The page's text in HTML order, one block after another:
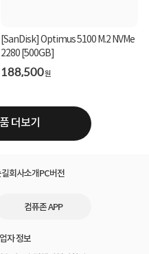
[SanDisk] Optimus 5100 M.2 NVMe
2280 [500GB]
188,500원
더보기
회사소개PC버전
컴퓨존 APP
자 정보